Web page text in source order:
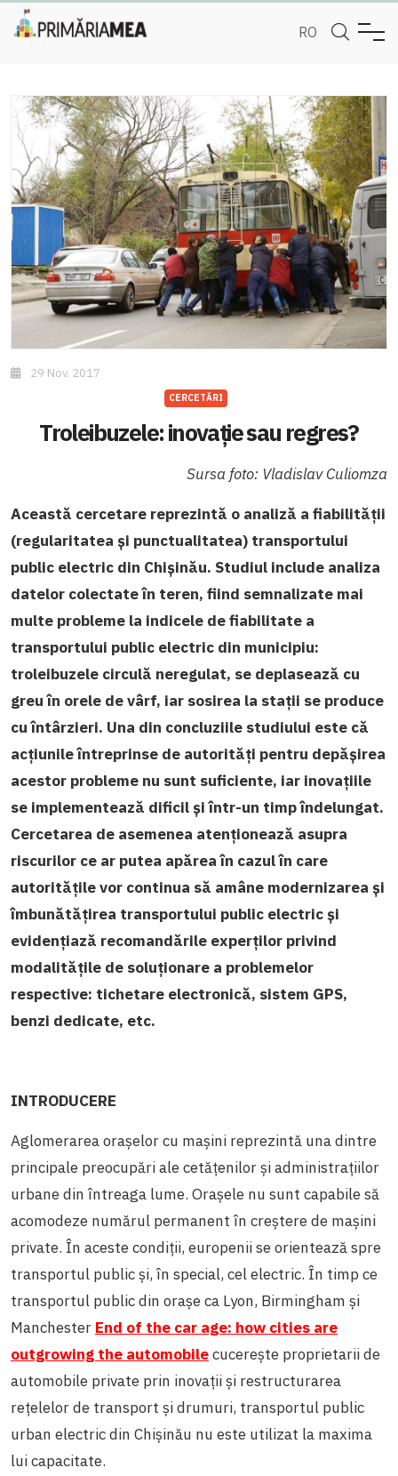
RO
29 Nov. 2017
CERCETĂRI
Troleibuzele: inovație sau regres?
Sursa foto: Vladislav Culiomza
Această cercetare reprezintă o analiză a fiabilității
(regularitatea și punctualitatea) transportului
public electric din Chișinău. Studiul include analiza
datelor colectate în teren, fiind semnalizate mai
multe probleme la indicele de fiabilitate a
transportului public electric din municipiu:
troleibuzele circulă neregulat, se deplasează cu
greu în orele de vârf, iar sosirea la stații se produce
cu întârzieri. Una din concluziile studiului este că
acțiunile întreprinse de autorități pentru depășirea
acestor probleme nu sunt suficiente, iar inovațiile
se implementează dificil și într-un timp îndelungat.
Cercetarea de asemenea atenționează asupra
riscurilor ce ar putea apărea în cazul în care
autoritățile vor continua să amâne modernizarea și
îmbunătățirea transportului public electric și
evidențiază recomandările experților privind
modalitățile de soluționare a problemelor
respective: tichetare electronică, sistem GPS,
benzi dedicate, etc.
INTRODUCERE
Aglomerarea orașelor cu mașini reprezintă una dintre
principale preocupări ale cetățenilor și administrațiilor
urbane din întreaga lume. Orașele nu sunt capabile să
acomodeze numărul permanent în creștere de mașini
private. În aceste condiții, europenii se orientează spre
transportul public și, în special, cel electric. În timp ce
transportul public din orașe ca Lyon, Birmingham și
Manchester End of the car age: how cities are
outgrowing the automobilecucerește proprietarii de
automobile private prin inovații și restructurarea
rețelelor de transport și drumuri, transportul public
urban electric din Chișinău nu este utilizat la maxima
lui capacitate.